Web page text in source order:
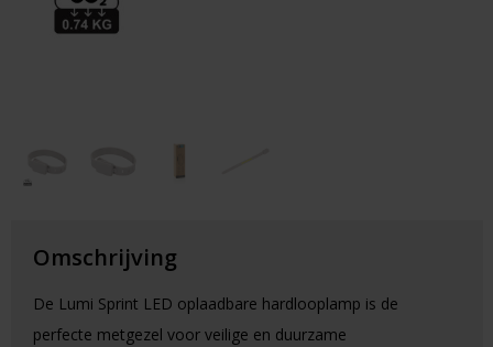
Cadeaubonnen
Omschrijving
De Lumi Sprint LED oplaadbare hardlooplamp is de
perfecte metgezel voor veilige en duurzame